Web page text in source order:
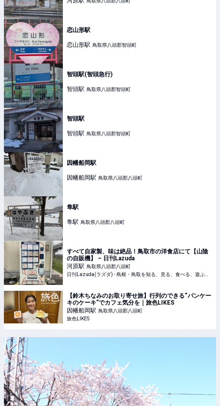
恋山形駅
恋山形駅 鳥取県八頭郡智頭町
智頭駅(智頭急行)
智頭駅 鳥取県八頭郡智頭町
智頭駅
智頭駅 鳥取県八頭郡智頭町
因幡船岡駅
因幡船岡駅 鳥取県八頭郡八頭町
隼駅
隼駅 鳥取県八頭郡八頭町
すべて自家製、味は絶品！鳥取市の洋食店にて【山陰
の自販機】 – 日刊Lazuda
河原駅 鳥取県八頭郡八頭町
【鈴木ちなみのお取り寄せ旅】行列のできる“パンケー
キのケーキ”でカフェ気分を｜旅色LIKES
因幡船岡駅 鳥取県八頭郡八頭町
旅色LIKES